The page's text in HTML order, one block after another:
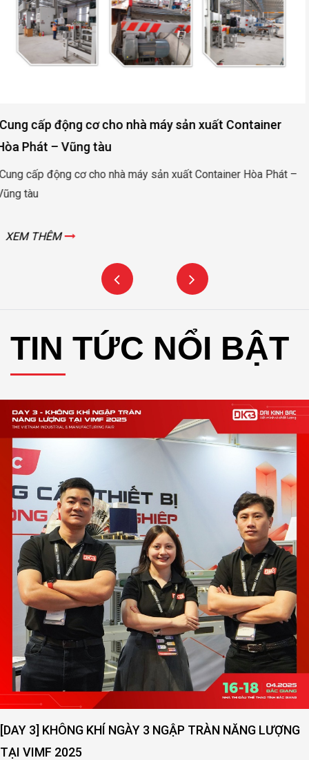
Động cơ nâng hạ cửa đập thủy lợi Rào Nam – Quảng
Bình
Động cơ nâng hạ cửa đập thủy lợi Rào Nam – Quảng Bình
TIN TỨC NỔI BẬT
[DAY 2] SỨC NÓNG NGÀY THỨ 2 VẪN ĐANG LAN TOẢ -
VIMF 2025 – BẮC GIANG!